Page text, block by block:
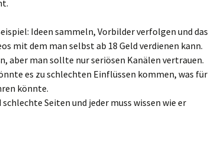
Ideen sammeln, Vorbilder verfolgen und das
mit dem man selbst ab 18 Geld verdienen kann.
aber man sollte nur seriösen Kanälen vertrauen.
es zu schlechten Einflüssen kommen, was für
könnte.
Seiten und jeder muss wissen wie er